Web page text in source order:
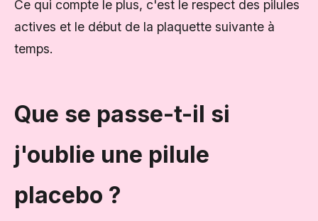
Ce qui compte le plus, c'est le respect des pilules
actives et le début de la plaquette suivante à
temps.
Que se passe-t-il si
j'oublie une pilule
placebo ?